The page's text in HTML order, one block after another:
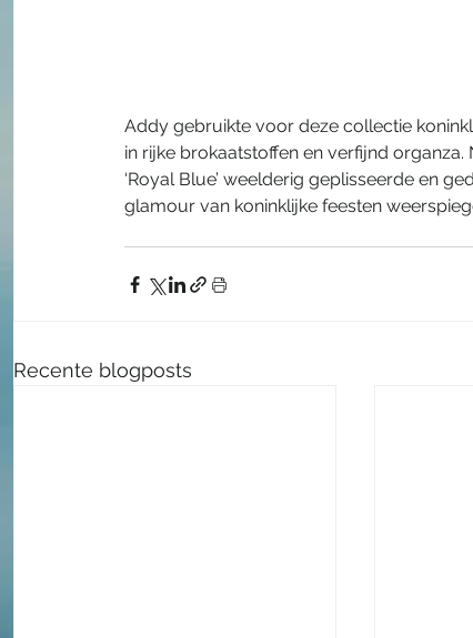
Addy gebruikte voor deze collectie
in rijke brokaatstoffen en verfijnd
‘Royal Blue’ weelderig geplisseerde en
glamour van koninklijke feesten
Recente blogposts